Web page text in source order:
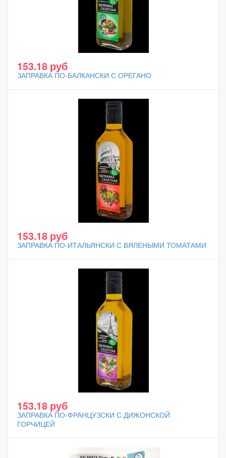
153.18 руб
ЗАПРАВКА ПО-БАЛКАНСКИ С ОРЕГАНО
153.18 руб
ЗАПРАВКА ПО-ИТАЛЬЯНСКИ С ВЯЛЕНЫМИ ТОМАТАМИ
153.18 руб
ЗАПРАВКА ПО-ФРАНЦУЗСКИ С ДИЖОНСКОЙ
ГОРЧИЦЕЙ